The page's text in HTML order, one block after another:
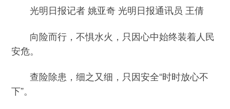
光明日报记者 姚亚奇 光明日报通讯员 王倩
向险而行，不惧水火，只因心中始终装着人民
安危。
查险除患，细之又细，只因安全“时时放心不
下”。